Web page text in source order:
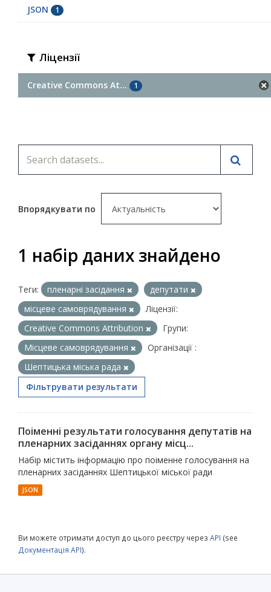
JSON 1
Ліцензії
Creative Commons At... 1
Впорядкувати по
1 набір даних знайдено
Теги: пленарні засідання
депутати
місцеве самоврядування
Ліцензії:
Creative Commons Attribution
Групи:
Місцеве самоврядування
Організації :
Шептицька міська рада
Фільтрувати результати
Поіменні результати голосування депутатів на
пленарних засіданнях органу місц...
Набір містить інформацію про поіменне голосування на
пленарних засіданнях Шептицької міської ради
JSON
Ви можете отримати доступ до цього реєстру через API (see
Документація API).